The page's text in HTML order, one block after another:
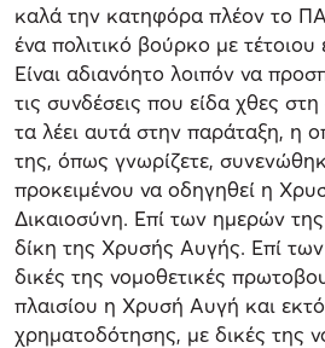
καλά την κατηφόρα πλέον το
ένα πολιτικό βούρκο με τέτοιου
Είναι αδιανόητο λοιπόν να
τις συνδέσεις που είδα χθες
τα λέει αυτά στην παράταξη, η
της, όπως γνωρίζετε,
προκειμένου να οδηγηθεί η
Δικαιοσύνη. Επί των ημερών
δίκη της Χρυσής Αυγής. Επί
δικές της νομοθετικές
πλαισίου η Χρυσή Αυγή και
χρηματοδότησης, με δικές της